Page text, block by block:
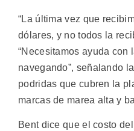
“La última vez que
dólares, y no todos la
“Necesitamos ayuda con
navegando”, señalando
podridas que cubren la
marcas de marea alta y
Bent dice que el costo